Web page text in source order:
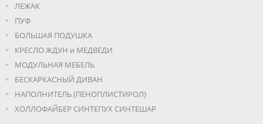
ЛЕЖАК
ПУФ
БОЛЬШАЯ ПОДУШКА
КРЕСЛО ЖДУН и МЕДВЕДИ
МОДУЛЬНАЯ МЕБЕЛЬ
БЕСКАРКАСНЫЙ ДИВАН
НАПОЛНИТЕЛЬ (ПЕНОПЛИСТИРОЛ)
ХОЛЛОФАЙБЕР СИНТЕПУХ СИНТЕШАР